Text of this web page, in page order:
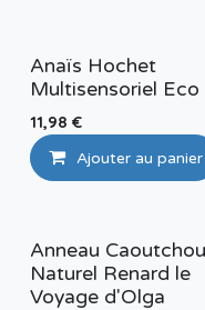
Anaïs Hochet
Multisensoriel Eco
11,98 €
Ajouter au panier
Anneau
Naturel Renard le
Voyage d'Olga